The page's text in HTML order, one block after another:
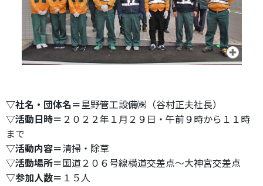
▽社名・団体名＝星野管工設備㈱（谷村正夫社長）
▽活動日時＝ ２０２２年１月２９日・午前９時から１１時
まで
▽活動内容＝清掃・除草
▽活動場所＝国道２０６号線横道交差点～大神宮交差点
▽参加人数＝ １５人